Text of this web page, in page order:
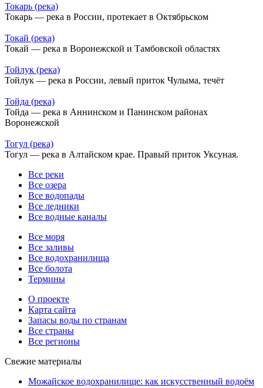
Токарь (река)
Токарь — река в России, протекает в Октябрьском
Токай (река)
Токай — река в Воронежской и Тамбовской областях
Тойлук (река)
Тойлук — река в России, левый приток Чулыма, течёт
Тойда (река)
Тойда — река в Аннинском и Панинском районах
Воронежской
Тогул (река)
Тогул — река в Алтайском крае. Правый приток Уксуная.
Все реки
Все озера
Все водопады
Все ледники
Все водные каналы
Все моря
Все заливы
Все водохранилища
Все болота
Термины
О проекте
Карта сайта
Запасы воды по странам
Все страны
Все регионы
Свежие материалы
Можайское водохранилище: как искусственный водоём